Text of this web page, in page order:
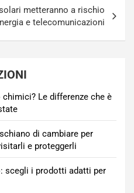
metteranno a rischio
e telecomunicazioni
Le differenze che è
di cambiare per
e proteggerli
scegli i prodotti adatti per